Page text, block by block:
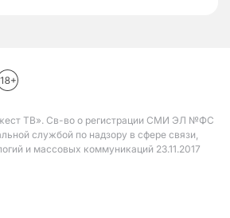
ТВ». Св-во о регистрации СМИ ЭЛ №ФС
службой по надзору в сфере связи,
и массовых коммуникаций 23.11.2017